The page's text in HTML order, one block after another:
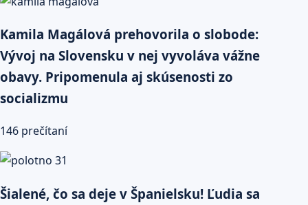
Kamila Magálová prehovorila o slobode:
Vývoj na Slovensku v nej vyvoláva vážne
obavy. Pripomenula aj skúsenosti zo
socializmu
146 prečítaní
Šialené, čo sa deje v Španielsku! Ľudia sa